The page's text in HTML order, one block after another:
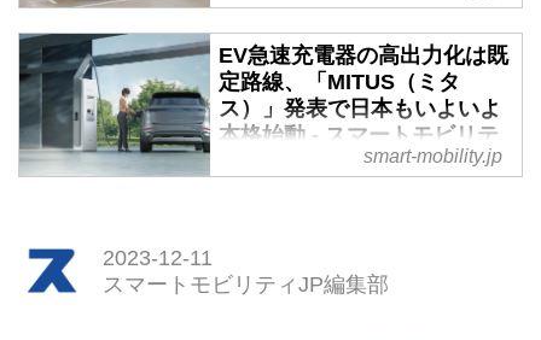
規格CHAdeMOの最新プロトコル
2.0.1の認証を取得した。
が増えてきた一方で、既存の急速
充電インフラではそのポテンシャ
ルを享受できないケースも多い。
また、使用料が実際に充電した電
気量ではなく利用時間を併用して
しい急速充電サービスが登場し
た。（タイトル写真は目黒セント
EV急速充電器の高出力化は既
定路線、「MITUS（ミタ
ス）」発表で日本もいよいよ
本格始動 - スマートモビリテ
の充電で100km以上の走行距離が
smart-mobility.jp
2023-12-11
スマートモビリティJP編集部